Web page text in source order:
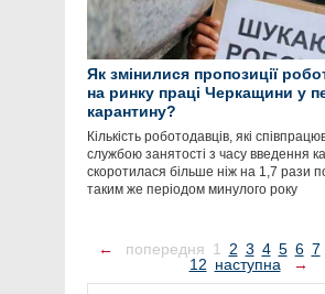
Як змінилися пропозиції
на ринку праці Черкащини у
карантину?
Кількість роботодавців, які
службою занятості з часу введення
скоротилася більше ніж на 1,7 рази
таким же періодом минулого року
← попередня 1 2 3 4 5 6 7
12 наступна →